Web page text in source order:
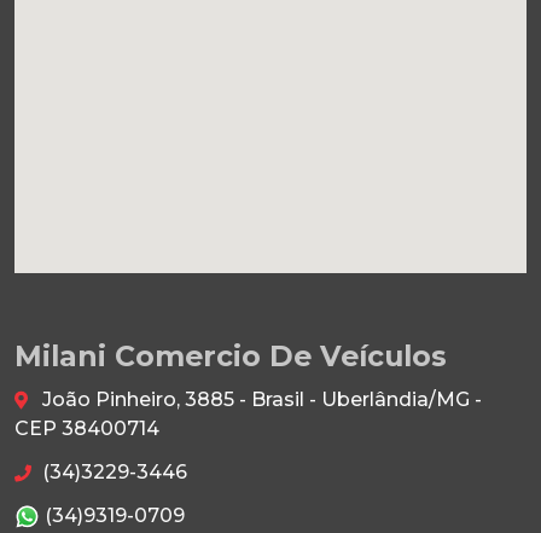
Milani Comercio De Veículos
João Pinheiro, 3885 - Brasil - Uberlândia/MG -
CEP 38400714
(34)3229-3446
(34)9319-0709